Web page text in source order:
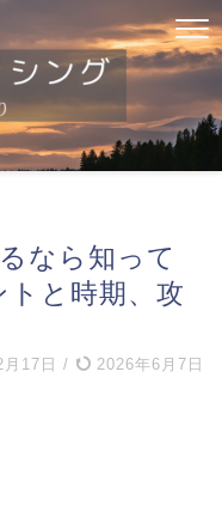
なら知って
と時期、攻
17日 / 2026年6月7日